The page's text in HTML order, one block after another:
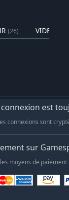
(26) VIDEOS
est
connexions sont
sur
moyens de